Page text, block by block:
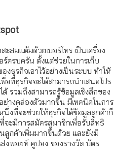
สมแต้มด้วยเบอร์โทร เป็นเครื่อง
ครบครัน ตั้งแต่ช่วยในการเก็บ
ธุรกิจเอาไว้อย่างเป็นระบบ ทำให้
อที่ธุรกิจจะได้สามารถนำเสนอโปร
รวมถึงสามารถรู้ข้อมูลเชิงลึกของ
ย่างคล่องตัวมากขึ้น มีเทคนิคในการ
นึ่งที่จะช่วยให้ธุรกิจได้ข้อมูลลูกค้าก็
จะมีการสมัครสมาชิกเพื่อรับสิทธิ
ลูกค้าเพิ่มมากขึ้นด้วย และยังมี
งพอยท์ คูปอง ของรางวัล บัตร